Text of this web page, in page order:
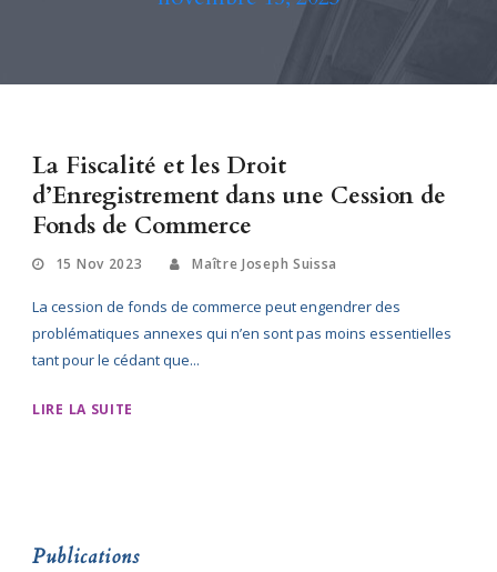
La Fiscalité et les Droit
d’Enregistrement dans une Cession de
Fonds de Commerce
15 Nov 2023 Maître Joseph Suissa
La cession de fonds de commerce peut engendrer des
problématiques annexes qui n’en sont pas moins essentielles
tant pour le cédant que...
LIRE LA SUITE
Publications